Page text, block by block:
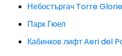
Небостъргач Torre
Парк Гюел
Кабинков лифт Aeri del